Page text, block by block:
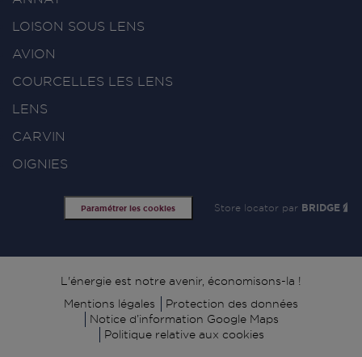
LOISON SOUS LENS
AVION
COURCELLES LES LENS
LENS
CARVIN
OIGNIES
Paramétrer les cookies Store locator par BRIDGE
Signature
L'énergie est notre avenir, économisons-la !
Mentions légales
Protection des données
Notice d’information Google Maps
Politique relative aux cookies